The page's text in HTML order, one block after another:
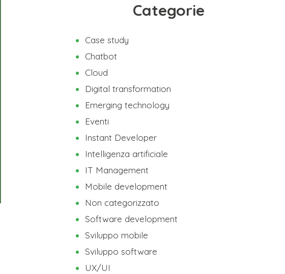
Categorie
Case study
Chatbot
Cloud
Digital transformation
Emerging technology
Eventi
Instant Developer
Intelligenza artificiale
IT Management
Mobile development
Non categorizzato
Software development
Sviluppo mobile
Sviluppo software
UX/UI